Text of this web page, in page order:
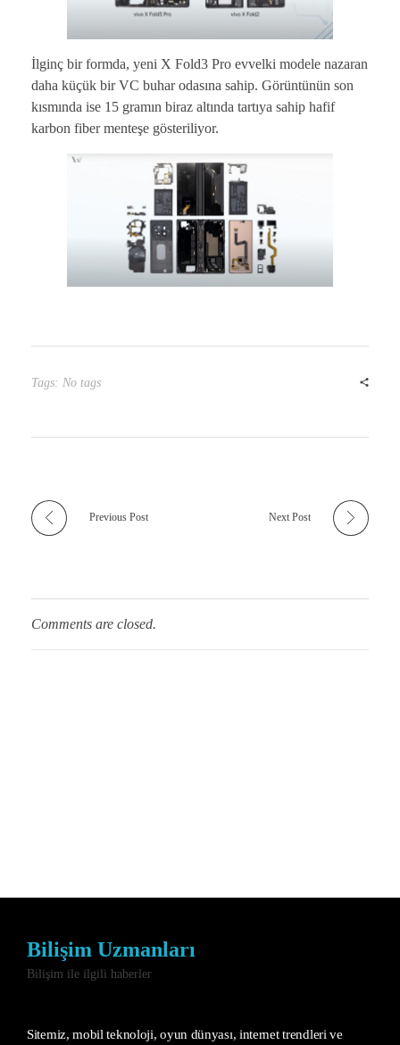
İlginç bir formda, yeni X Fold3 Pro evvelki modele nazaran
daha küçük bir VC buhar odasına sahip. Görüntünün son
kısmında ise 15 gramın biraz altında tartıya sahip hafif
karbon fiber menteşe gösteriliyor.
Tags: No tags
Previous Post Next Post
Comments are closed.
Bilişim Uzmanları
Bilişim ile ilgili haberler
Sitemiz, mobil teknoloji, oyun dünyası, internet trendleri ve